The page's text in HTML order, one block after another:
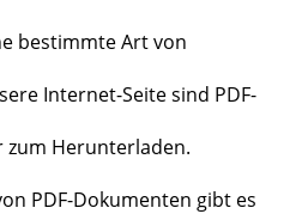
bestimmte Art von
Internet-Seite sind PDF-
zum Herunterladen.
PDF-Dokumenten gibt es